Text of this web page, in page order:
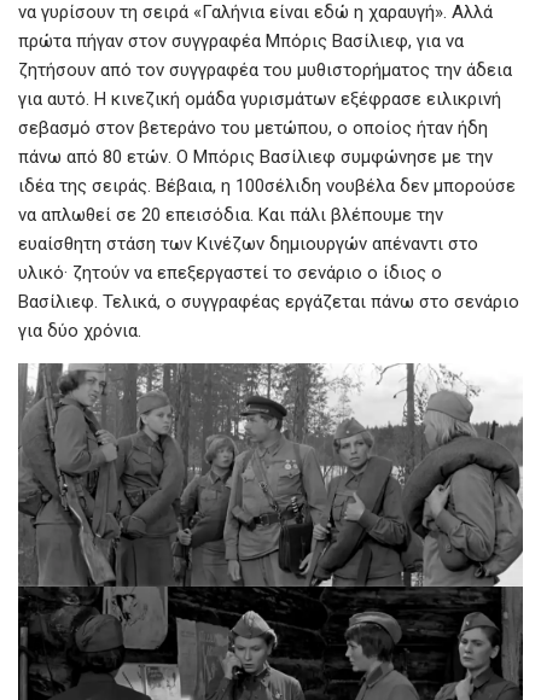
να γυρίσουν τη σειρά «Γαλήνια είναι εδώ η χαραυγή». Αλλά
πρώτα πήγαν στον συγγραφέα Μπόρις Βασίλιεφ, για να
ζητήσουν από τον συγγραφέα του μυθιστορήματος την άδεια
για αυτό. Η κινεζική ομάδα γυρισμάτων εξέφρασε ειλικρινή
σεβασμό στον βετεράνο του μετώπου, ο οποίος ήταν ήδη
πάνω από 80 ετών. Ο Μπόρις Βασίλιεφ συμφώνησε με την
ιδέα της σειράς. Βέβαια, η 100σέλιδη νουβέλα δεν μπορούσε
να απλωθεί σε 20 επεισόδια. Και πάλι βλέπουμε την
ευαίσθητη στάση των Κινέζων δημιουργών απέναντι στο
υλικό· ζητούν να επεξεργαστεί το σενάριο ο ίδιος ο
Βασίλιεφ. Τελικά, ο συγγραφέας εργάζεται πάνω στο σενάριο
για δύο χρόνια.